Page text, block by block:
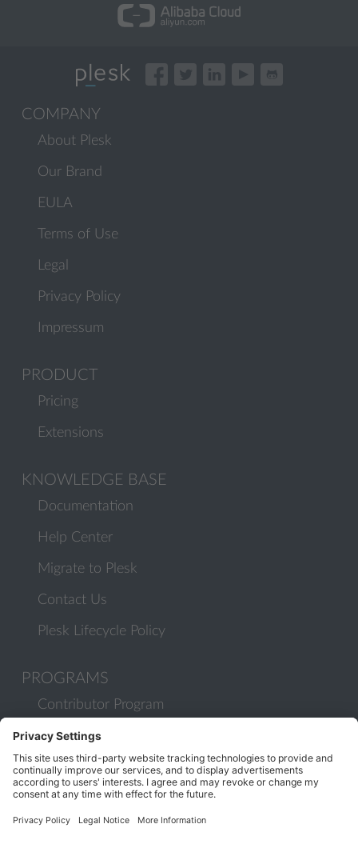
COMPANY
About Plesk
Our Brand
EULA
Terms of Use
Legal
Privacy Policy
Impressum
PRODUCT
Pricing
Extensions
KNOWLEDGE BASE
Documentation
Help Center
Migrate to Plesk
Contact Us
Plesk Lifecycle Policy
PROGRAMS
Contributor Program
Partner Program
COMMUNITY